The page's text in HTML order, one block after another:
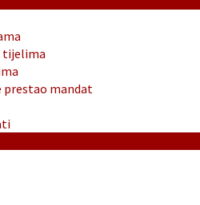
tijelima
prestao mandat